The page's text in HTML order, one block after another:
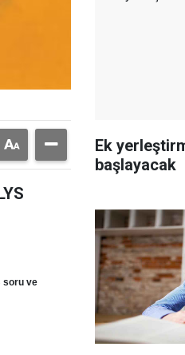
soru ve
Ek
başlayacak